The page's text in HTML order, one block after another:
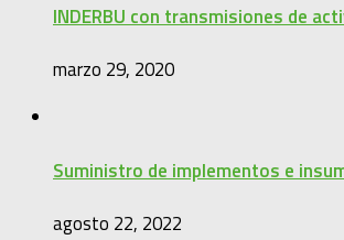
INDERBU con transmisiones de
marzo 29, 2020
Suministro de implementos e
agosto 22, 2022